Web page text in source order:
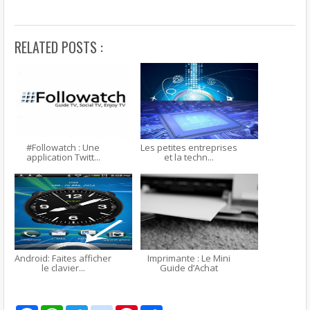
RELATED POSTS :
#Followatch : Une
application Twitt...
Les petites entreprises
et la techn...
Android: Faites afficher
le clavier...
Imprimante : Le Mini
Guide d’Achat